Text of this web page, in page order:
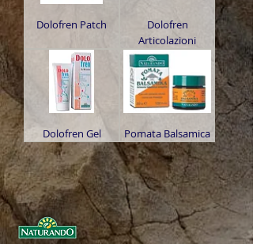
Dolofren Patch
Dolofren
Articolazioni
Dolofren Gel Pomata Balsamica